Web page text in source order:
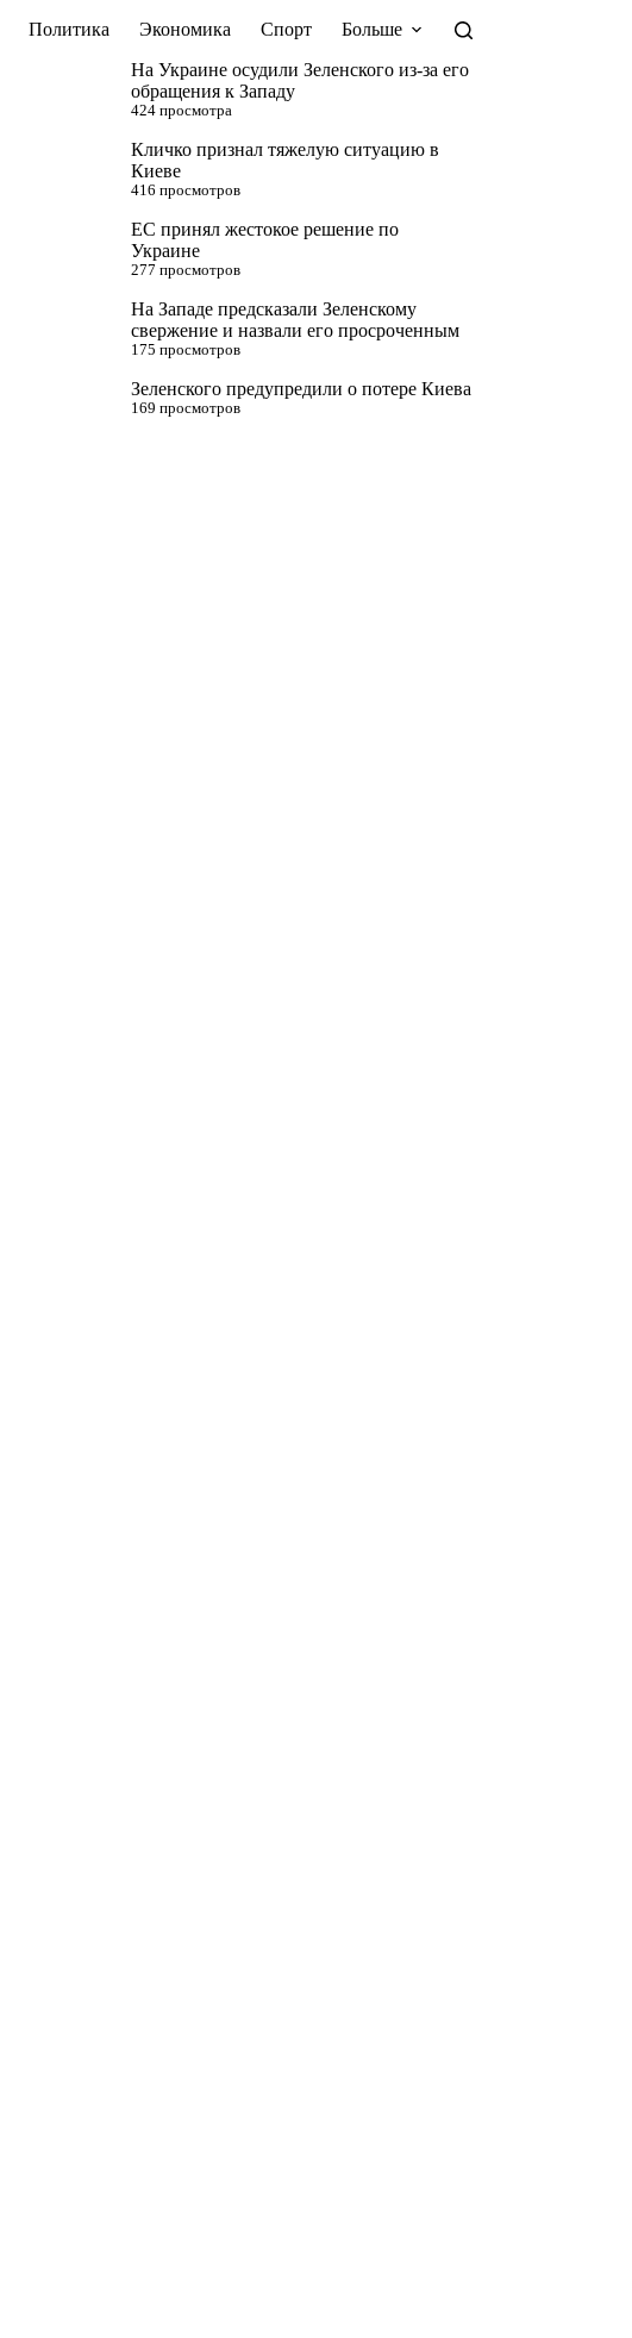
Политика Экономика Спорт
Больше
На Украине осудили Зеленского из-за его
обращения к Западу
424 просмотра
Кличко признал тяжелую ситуацию в
Киеве
416 просмотров
ЕС принял жестокое решение по
Украине
277 просмотров
На Западе предсказали Зеленскому
свержение и назвали его просроченным
175 просмотров
Зеленского предупредили о потере Киева
169 просмотров